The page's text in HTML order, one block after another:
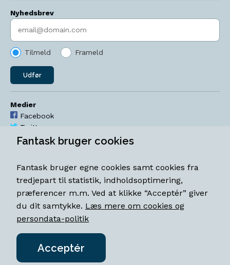
Nyhedsbrev
Indtast søgeord
Tilmeld Frameld
Udfør
Medier
Facebook
Twitter
YouTube
Åbningstider
Mandag-torsdag 11-18
Fredag 11-18.30
Lørdag 11-15
Fantask bruger cookies
Fantask bruger egne cookies samt cookies fra
tredjepart til statistik, indholdsoptimering,
præferencer m.m. Ved at klikke “Acceptér” giver
du dit samtykke. Læs mere om cookies og
persondata-politik
Acceptér